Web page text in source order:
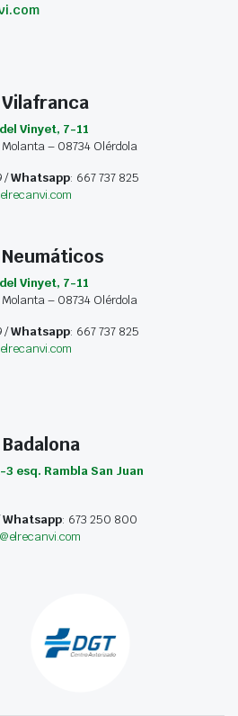
Vinyet, 7-11
– 08734 Olérdola
/Whatsapp: 667 737 825
Vinyet, 7-11
– 08734 Olérdola
/Whatsapp: 667 737 825
3 esq. Rambla San Juan
Whatsapp: 673 250 800